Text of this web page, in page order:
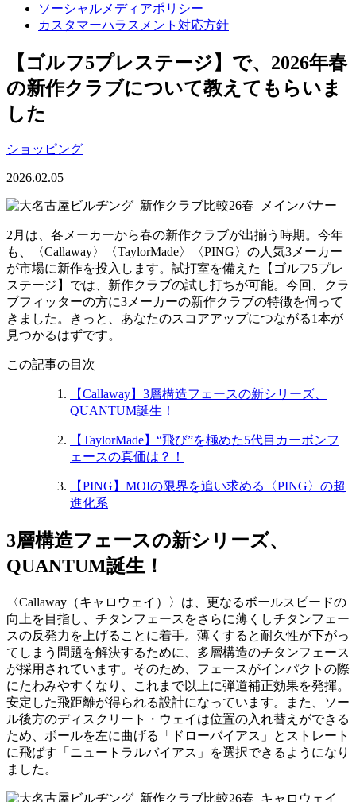
ソーシャルメディアポリシー
カスタマーハラスメント対応方針
【ゴルフ5プレステージ】で、2026年春
の新作クラブについて教えてもらいま
した
ショッピング
2026.02.05
2月は、各メーカーから春の新作クラブが出揃う時期。今年
も、〈Callaway〉〈TaylorMade〉〈PING〉の人気3メーカー
が市場に新作を投入します。試打室を備えた【ゴルフ5プレ
ステージ】では、新作クラブの試し打ちが可能。今回、クラ
ブフィッターの方に3メーカーの新作クラブの特徴を伺って
きました。きっと、あなたのスコアアップにつながる1本が
見つかるはずです。
この記事の目次
【Callaway】3層構造フェースの新シリーズ、
QUANTUM誕生！
【TaylorMade】“飛び”を極めた5代目カーボンフ
ェースの真価は？！
【PING】MOIの限界を追い求める〈PING〉の超
進化系
3層構造フェースの新シリーズ、
QUANTUM誕生！
〈Callaway（キャロウェイ）〉は、更なるボールスピードの
向上を目指し、チタンフェースをさらに薄くしチタンフェー
スの反発力を上げることに着手。薄くすると耐久性が下がっ
てしまう問題を解決するために、多層構造のチタンフェース
が採用されています。そのため、フェースがインパクトの際
にたわみやすくなり、これまで以上に弾道補正効果を発揮。
安定した飛距離が得られる設計になっています。また、ソー
ル後方のディスクリート・ウェイは位置の入れ替えができる
ため、ボールを左に曲げる「ドローバイアス」とストレート
に飛ばす「ニュートラルバイアス」を選択できるようになり
ました。